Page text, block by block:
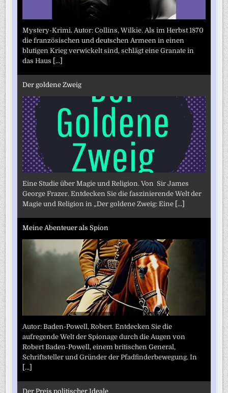
Mystery-Krimi. Autor: Collins, Wilkie. Als im Herbst 1870
die französischen und deutschen Armeen in einen
blutigen Krieg verwickelt sind, schlägt eine Granate in
das Haus [...]
Der goldene Zweig
Eine Studie über Magie und Religion. Von Sir James
George Frazer. Entdecken Sie die faszinierende Welt der
Magie und Religion in „Der goldene Zweig: Eine [...]
Meine Abenteuer als Spion
Autor: Baden-Powell, Robert. Entdecken Sie die
aufregende Welt der Spionage durch die Augen von
Robert Baden-Powell, einem britischen General,
Schriftsteller und Gründer der Pfadfinderbewegung. In
[...]
Der Preis politischer Ideale